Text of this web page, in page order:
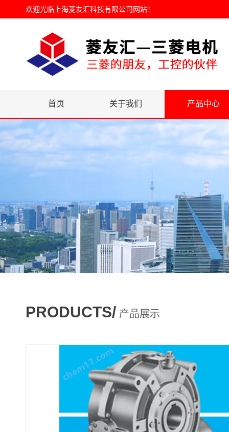
欢迎光临 上海菱友汇科技有限公司网站！
首页 关于我们 产品中心
PRODUCTS/ 产品展示